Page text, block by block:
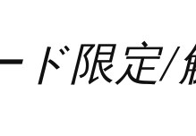
限定/